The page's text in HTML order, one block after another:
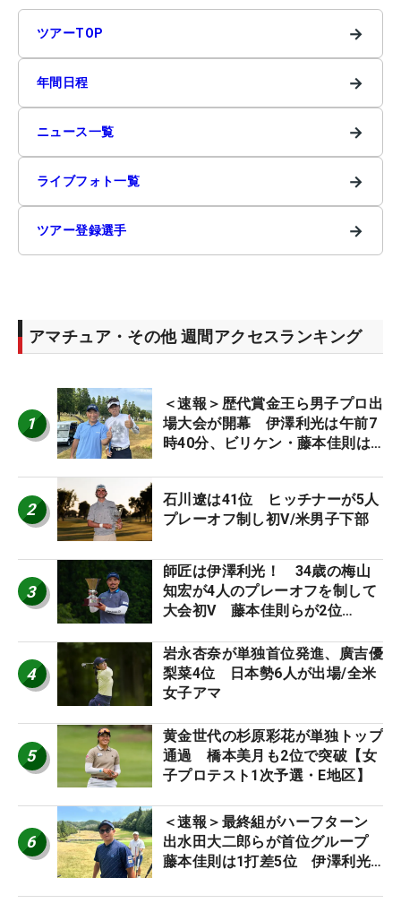
ツアーTOP →
年間日程 →
ニュース一覧 →
ライブフォト一覧 →
ツアー登録選手 →
アマチュア・その他 週間アクセスランキング
1
＜速報＞歴代賞金王ら男子プロ出
場大会が開幕 伊澤利光は午前7
時40分、ビリケン・藤本佳則は
STAGE JOYX OPEN】
2
石川遼は41位 ヒッチナーが5人
プレーオフ制し初V/米男子下部
3
師匠は伊澤利光！ 34歳の梅山
知宏が4人のプレーオフを制して
大会初V 藤本佳則らが2位
4
岩永杏奈が単独首位発進、廣吉優
梨菜4位 日本勢6人が出場/全米
女子アマ
5
黄金世代の杉原彩花が単独トップ
通過 橋本美月も2位で突破【女
子プロテスト1次予選・E地区】
6
＜速報＞最終組がハーフターン
出水田大二郎らが首位グループ
藤本佳則は1打差5位 伊澤利光
JOYX OPEN】